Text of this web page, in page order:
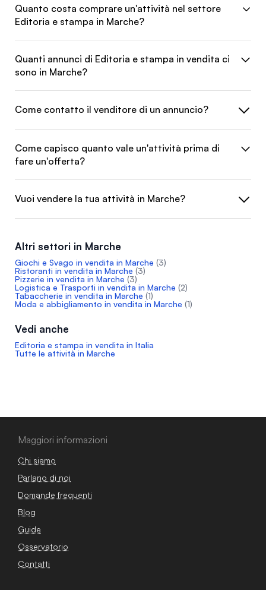
Quanto costa comprare un'attività nel settore
Editoria e stampa in Marche?
Quanti annunci di Editoria e stampa in vendita ci
sono in Marche?
Come contatto il venditore di un annuncio?
Come capisco quanto vale un'attività prima di
fare un'offerta?
Vuoi vendere la tua attività in Marche?
Altri settori in Marche
Giochi e Svago in vendita in Marche (3)
Ristoranti in vendita in Marche (3)
Pizzerie in vendita in Marche (3)
Logistica e Trasporti in vendita in Marche (2)
Tabaccherie in vendita in Marche (1)
Moda e abbigliamento in vendita in Marche (1)
Vedi anche
Editoria e stampa in vendita in Italia
Tutte le attività in Marche
Maggiori informazioni
Chi siamo
Parlano di noi
Domande frequenti
Blog
Guide
Osservatorio
Contatti